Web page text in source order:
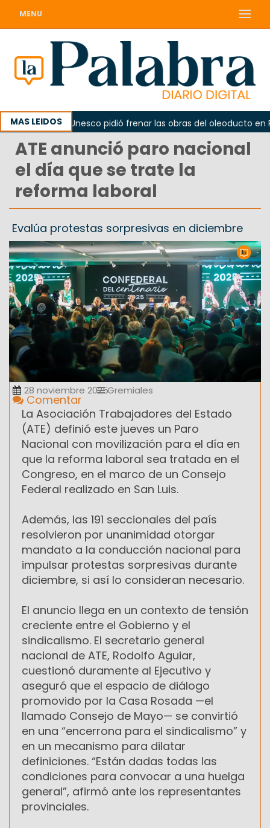
MENU
MAS LEIDOSLa Unesco pidió frenar las obras del oleoducto en
ATE anunció paro nacional
el día que se trate la
reforma laboral
Evalúa protestas sorpresivas en diciembre
28 noviembre 2025Gremiales
Comentar
La Asociación Trabajadores del Estado
(ATE) definió este jueves un Paro
Nacional con movilización para el día en
que la reforma laboral sea tratada en el
Congreso, en el marco de un Consejo
Federal realizado en San Luis.
Además, las 191 seccionales del país
resolvieron por unanimidad otorgar
mandato a la conducción nacional para
impulsar protestas sorpresivas durante
diciembre, si así lo consideran necesario.
El anuncio llega en un contexto de tensión
creciente entre el Gobierno y el
sindicalismo. El secretario general
nacional de ATE, Rodolfo Aguiar,
cuestionó duramente al Ejecutivo y
aseguró que el espacio de diálogo
promovido por la Casa Rosada —el
llamado Consejo de Mayo— se convirtió
en una “encerrona para el sindicalismo” y
en un mecanismo para dilatar
definiciones. “Están dadas todas las
condiciones para convocar a una huelga
general”, afirmó ante los representantes
provinciales.